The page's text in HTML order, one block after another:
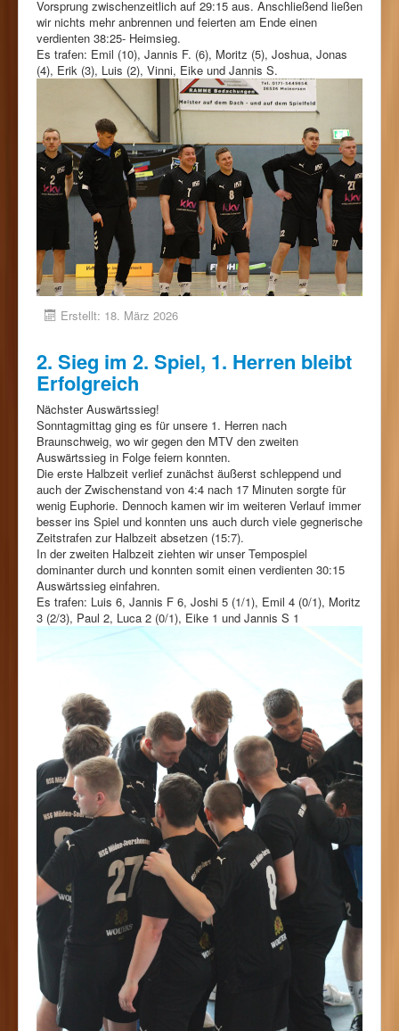
Vorsprung zwischenzeitlich auf 29:15 aus. Anschließend ließen
wir nichts mehr anbrennen und feierten am Ende einen
verdienten 38:25- Heimsieg.
Es trafen: Emil (10), Jannis F. (6), Moritz (5), Joshua, Jonas
(4), Erik (3), Luis (2), Vinni, Eike und Jannis S.
Erstellt: 18. März 2026
2. Sieg im 2. Spiel, 1. Herren bleibt
Erfolgreich
Nächster Auswärtssieg!
Sonntagmittag ging es für unsere 1. Herren nach
Braunschweig, wo wir gegen den MTV den zweiten
Auswärtssieg in Folge feiern konnten.
Die erste Halbzeit verlief zunächst äußerst schleppend und
auch der Zwischenstand von 4:4 nach 17 Minuten sorgte für
wenig Euphorie. Dennoch kamen wir im weiteren Verlauf immer
besser ins Spiel und konnten uns auch durch viele gegnerische
Zeitstrafen zur Halbzeit absetzen (15:7).
In der zweiten Halbzeit ziehten wir unser Tempospiel
dominanter durch und konnten somit einen verdienten 30:15
Auswärtssieg einfahren.
Es trafen: Luis 6, Jannis F 6, Joshi 5 (1/1), Emil 4 (0/1), Moritz
3 (2/3), Paul 2, Luca 2 (0/1), Eike 1 und Jannis S 1